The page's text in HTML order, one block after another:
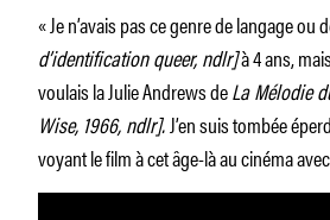
« Je n’avais pas ce genre de langage ou
d’identification queer, ndlr]à 4 ans,
voulais la Julie Andrews deLa Mélodie
Wise, 1966, ndlr].J’en suis tombée
voyant le film à cet âge-là au cinéma